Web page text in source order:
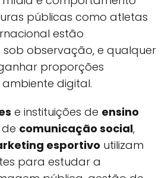
públicas como atletas
estão
observação, e qualquer
proporções
digital.
e instituições de ensino
comunicação social,
esportivo utilizam
para estudar a